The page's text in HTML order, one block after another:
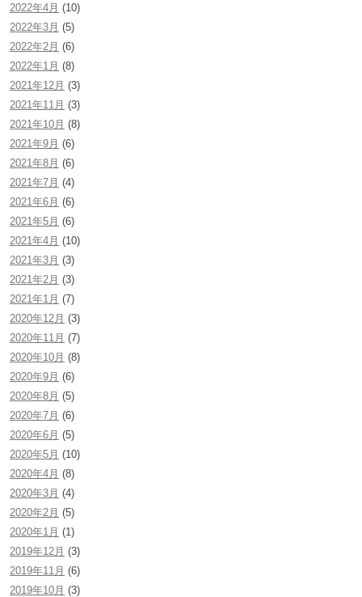
2022年4月 (10)
2022年3月 (5)
2022年2月 (6)
2022年1月 (8)
2021年12月 (3)
2021年11月 (3)
2021年10月 (8)
2021年9月 (6)
2021年8月 (6)
2021年7月 (4)
2021年6月 (6)
2021年5月 (6)
2021年4月 (10)
2021年3月 (3)
2021年2月 (3)
2021年1月 (7)
2020年12月 (3)
2020年11月 (7)
2020年10月 (8)
2020年9月 (6)
2020年8月 (5)
2020年7月 (6)
2020年6月 (5)
2020年5月 (10)
2020年4月 (8)
2020年3月 (4)
2020年2月 (5)
2020年1月 (1)
2019年12月 (3)
2019年11月 (6)
2019年10月 (3)